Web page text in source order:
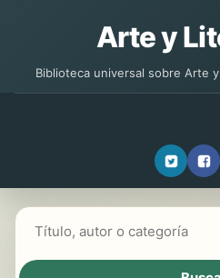
Arte y
Biblioteca universal sobre Arte